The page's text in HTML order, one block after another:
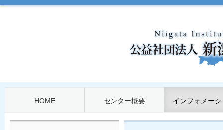
HOME センター概要 インフォメーシ